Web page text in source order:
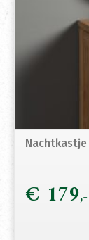
Nachtkastje
€ 179